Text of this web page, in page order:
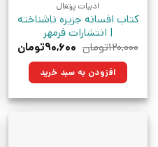
ادبیات پرتغال
کتاب افسانه جزیره ناشناخته
| انتشارات فرمهر
۱۲۰,۰۰۰تومان قیمت
۱۲۰,۰۰۰تومان
بود.
۹۰,۶۰۰تومانقیمت
فعلی:
افزودن به سبد خرید